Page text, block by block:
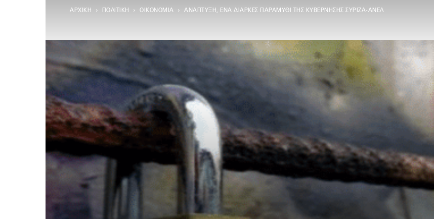
ΑΡΧΙΚΉ ΠΟΛΙΤΙΚΉ ΟΙΚΟΝΟΜΊΑ ΑΝΆΠΤΥΞΗ, ΈΝΑ ΔΙΑΡΚΈΣ ΠΑΡΑΜΎΘΙ ΤΗΣ ΚΥΒΈΡΝΗΣΗΣ ΣΥΡΙΖΑ-ΑΝΕΛ